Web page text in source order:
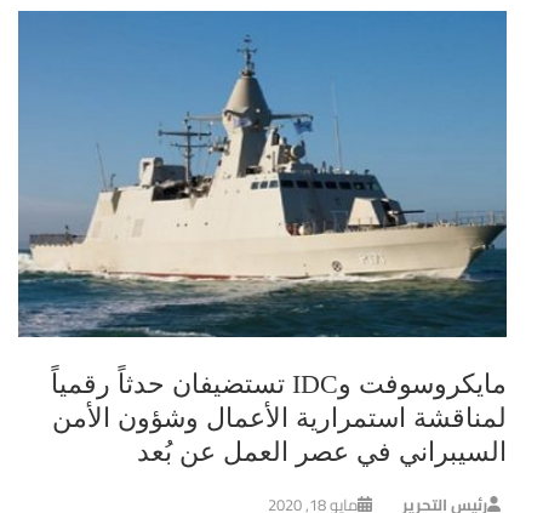
مايكروسوفت وIDC تستضيفان حدثاً رقمياً
لمناقشة استمرارية الأعمال وشؤون الأمن
السيبراني في عصر العمل عن بُعد
رئيس التحرير مايو 18, 2020